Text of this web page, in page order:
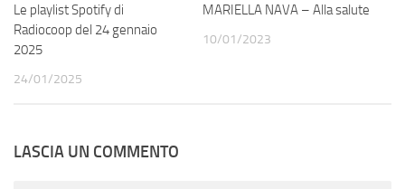
Le playlist Spotify di
Radiocoop del 24 gennaio
2025
24/01/2025
MARIELLA NAVA – Alla salute
10/01/2023
LASCIA UN COMMENTO